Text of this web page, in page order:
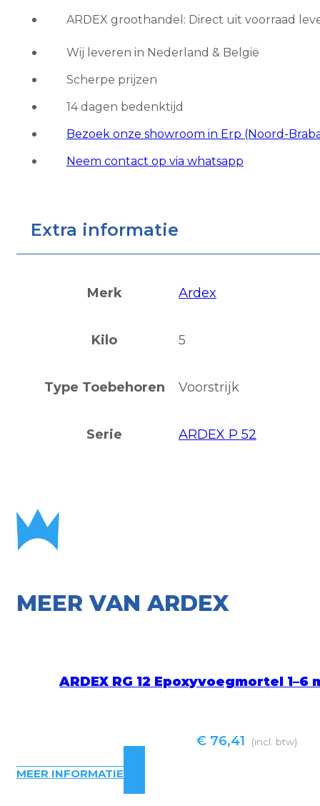
5
aantal
ARDEX groothandel: Direct uit voorraad
Wij leveren in Nederland & België
Scherpe prijzen
14 dagen bedenktijd
Bezoek onze showroom in Erp (Noord-
Neem contact op via whatsapp
Extra informatie
Merk Ardex
Kilo 5
Type Toebehoren Voorstrijk
Serie ARDEX P 52
MEER VAN ARDEX
ARDEX RG 12 Epoxyvoegmortel
€ 76,41 (incl. btw)
MEER INFORMATIE